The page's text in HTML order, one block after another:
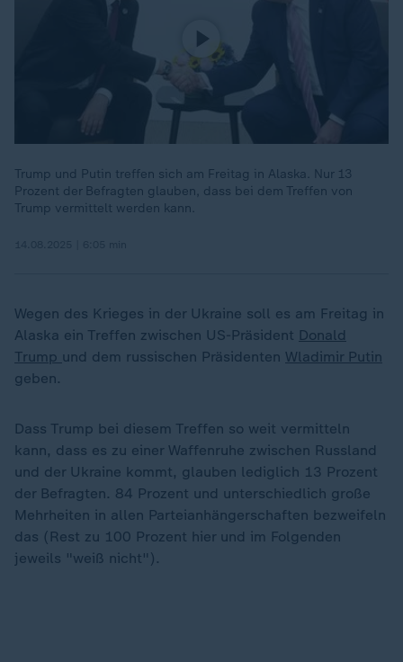
Trump und Putin treffen sich am Freitag in Alaska. Nur 13
Prozent der Befragten glauben, dass bei dem Treffen von
Trump vermittelt werden kann.
Wegen des Krieges in der Ukraine soll es am Freitag in
Alaska ein Treffen zwischen US-Präsident Donald
Trump und dem russischen Präsidenten Wladimir Putin
geben.
Dass Trump bei diesem Treffen so weit vermitteln
kann, dass es zu einer Waffenruhe zwischen Russland
und der Ukraine kommt, glauben lediglich 13 Prozent
der Befragten. 84 Prozent und unterschiedlich große
Mehrheiten in allen Parteianhängerschaften bezweifeln
das (Rest zu 100 Prozent hier und im Folgenden
jeweils "weiß nicht").